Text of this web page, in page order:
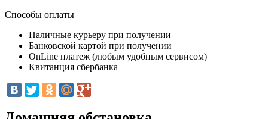
Способы оплаты
Наличные курьеру при получении
Банковской картой при получении
OnLine платеж (любым удобным сервисом)
Квитанция сбербанка